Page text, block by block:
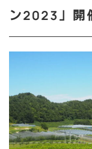
ン2023」開